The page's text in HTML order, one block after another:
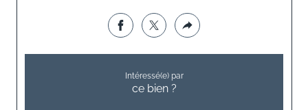
Intéressé(e) par
ce bien ?